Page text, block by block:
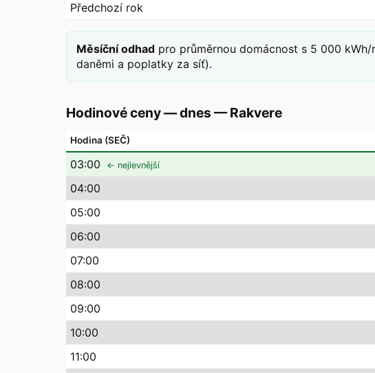
Předchozí rok
Měsíční odhad pro průměrnou domácnost s 5 000
daněmi a poplatky za síť).
Hodinové ceny — dnes —Rakvere
Hodina (SEČ)
03:00 ← nejlevnější
04:00
05:00
06:00
07:00
08:00
09:00
10:00
11:00